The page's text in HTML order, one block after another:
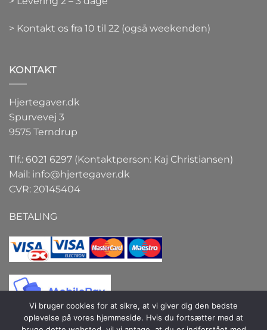
> Kontakt os fra 10 til 22 (også weekenden)
KONTAKT
Hjertegaver.dk
Spurvevej 3
9575 Terndrup
Tlf.: 6021 6297 (Kontaktperson: Kaj Christiansen)
Mail: info@hjertegaver.dk
CVR: 20145404
BETALING
Vi bruger cookies for at sikre, at vi giver dig den bedste
oplevelse på vores hjemmeside. Hvis du fortsætter med at